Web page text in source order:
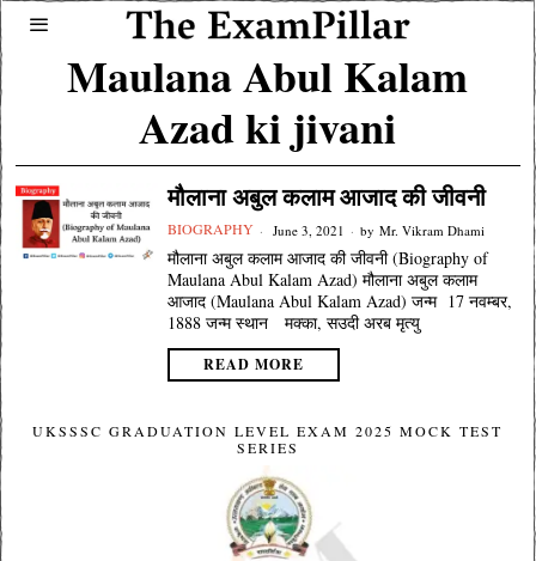
Maulana Abul Kalam
Azad ki jivani
मौलाना अबुल कलाम आजाद की जीवनी
BIOGRAPHY June 3, 2021 by Mr. Vikram Dhami
मौलाना अबुल कलाम आजाद की जीवनी (Biography of
Maulana Abul Kalam Azad) मौलाना अबुल कलाम
आजाद (Maulana Abul Kalam Azad) जन्म 17 नवम्बर,
1888 जन्म स्थान मक्का, सउदी अरब मृत्यु
READ MORE
UKSSSC GRADUATION LEVEL EXAM 2025 MOCK TEST
SERIES